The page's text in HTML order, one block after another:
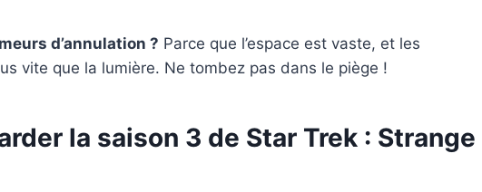
d’annulation ? Parce que l’espace est vaste, et les
vite que la lumière. Ne tombez pas dans le piège !
la saison 3 de Star Trek : Strange